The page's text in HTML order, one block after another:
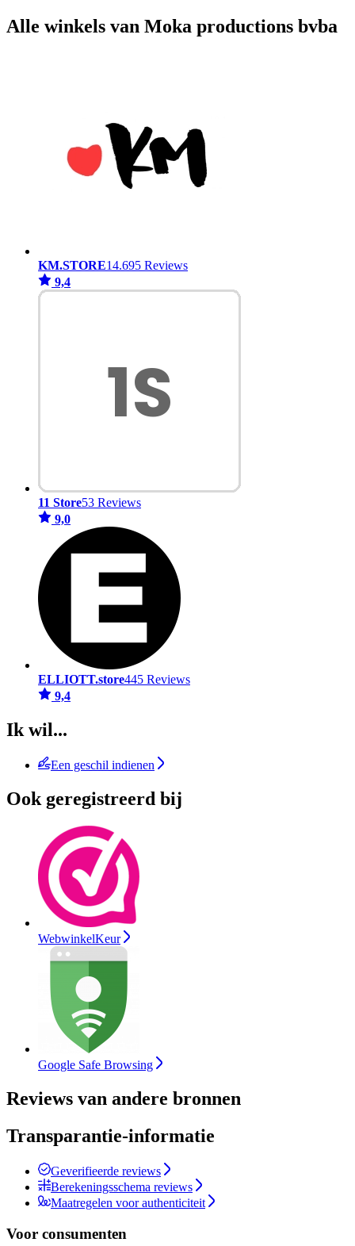
Alle winkels van Moka productions bvba
KM.STORE14.695 Reviews
9,4
11 Store53 Reviews
9,0
ELLIOTT.store445 Reviews
9,4
Ik wil...
Een geschil indienen
Ook geregistreerd bij
WebwinkelKeur
Google Safe Browsing
Reviews van andere bronnen
Transparantie-informatie
Geverifieerde reviews
Berekeningsschema reviews
Maatregelen voor authenticiteit
Voor consumenten